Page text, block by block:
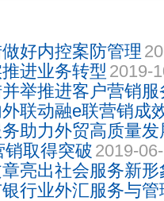
好内控案防管理
进业务转型 2019-
举推进客户营销
联动融e联营销成
助力外贸高质量发
销取得突破 2019-
亮出社会服务新形
行业外汇服务与